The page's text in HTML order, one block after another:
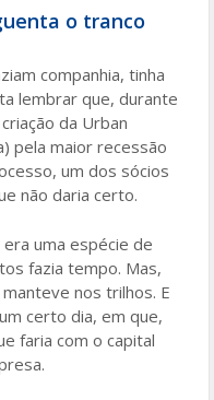
o tranco
companhia, tinha
lembrar que, durante
da Urban
pela maior recessão
um dos sócios
não daria certo.
uma espécie de
fazia tempo. Mas,
nos trilhos. E
certo dia, em que,
faria com o capital